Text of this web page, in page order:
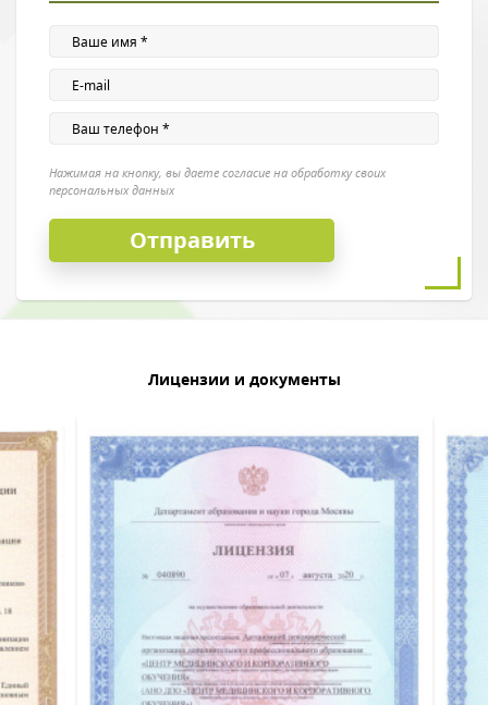
Нажимая на кнопку, вы даете согласие на обработку своих
персональных данных
Лицензии и документы